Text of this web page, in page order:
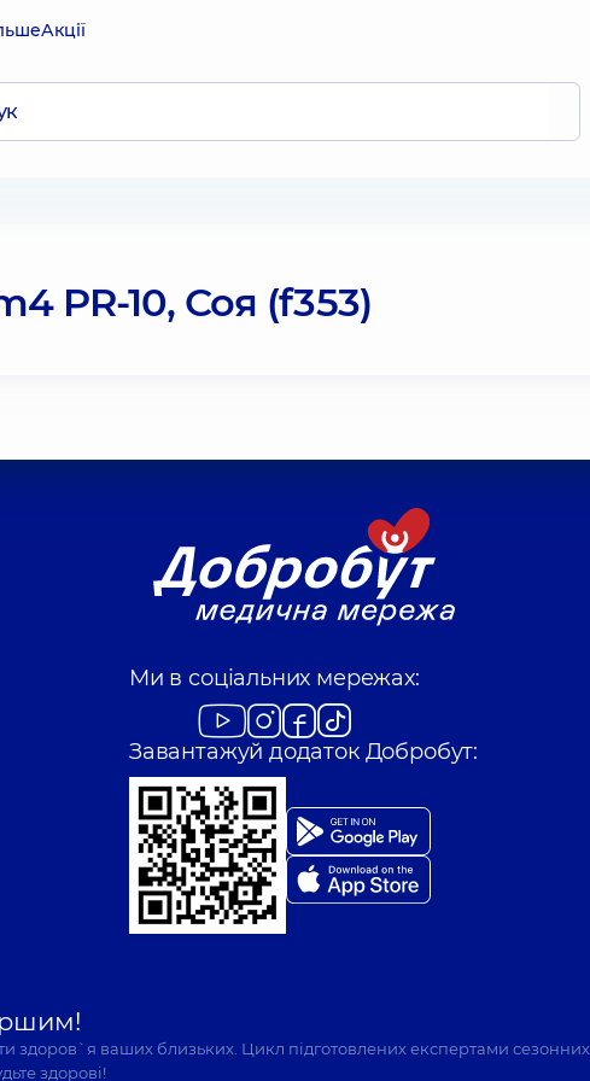
Акції
PR-10, Соя (f353)
Ми в соціальних мережах:
Завантажуй додаток Добробут:
здоров`я ваших близьких. Цикл підготовлених експертами сезонних
здорові!